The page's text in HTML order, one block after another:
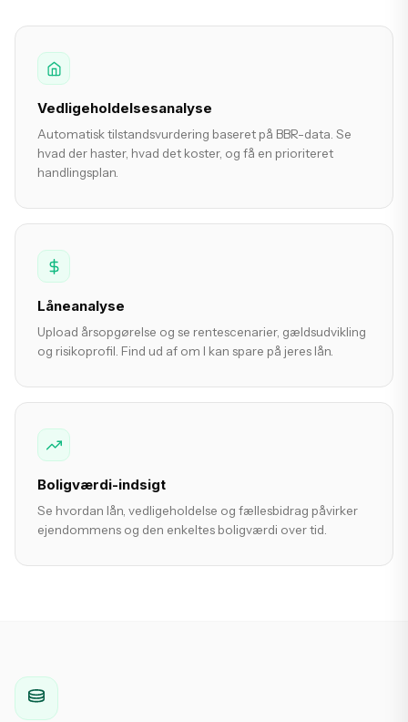
Vedligeholdelsesanalyse
Automatisk tilstandsvurdering baseret på BBR-data. Se
hvad der haster, hvad det koster, og få en prioriteret
handlingsplan.
Låneanalyse
Upload årsopgørelse og se rentescenarier, gældsudvikling
og risikoprofil. Find ud af om I kan spare på jeres lån.
Boligværdi-indsigt
Se hvordan lån, vedligeholdelse og fællesbidrag påvirker
ejendommens og den enkeltes boligværdi over tid.